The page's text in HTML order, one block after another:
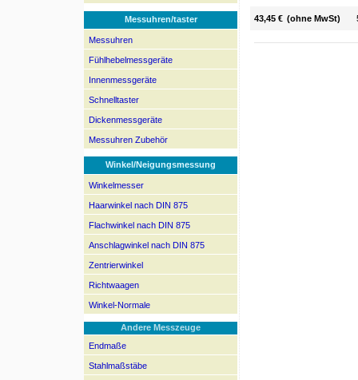
Messuhren/taster
Messuhren
Fühlhebelmessgeräte
Innenmessgeräte
Schnelltaster
Dickenmessgeräte
Messuhren Zubehör
Winkel/Neigungsmessung
Winkelmesser
Haarwinkel nach DIN 875
Flachwinkel nach DIN 875
Anschlagwinkel nach DIN 875
Zentrierwinkel
Richtwaagen
Winkel-Normale
Andere Messzeuge
Endmaße
Stahlmaßstäbe
43,45 € (ohne MwSt)